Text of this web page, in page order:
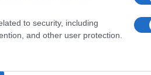
to security, including
and other user protection.